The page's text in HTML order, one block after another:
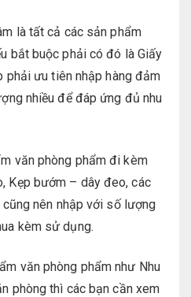
là tất cả các sản phẩm
bắt buộc phải có đó là Giấy
phải ưu tiên nhập hàng đảm
nhiều để đáp ứng đủ nhu
văn phòng phẩm đi kèm
Kẹp bướm – dây đeo, các
nên nhập với số lượng
kèm sử dụng.
văn phòng phẩm như Nhu
phòng thì các bạn cần xem